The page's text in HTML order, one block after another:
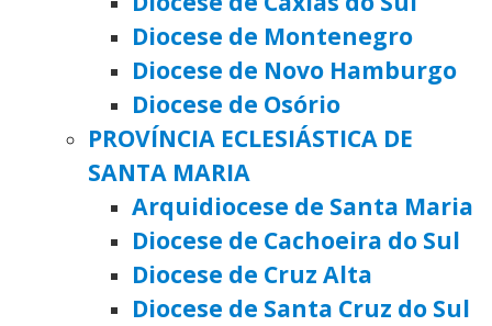
Diocese de Montenegro
Diocese de Novo Hamburgo
Diocese de Osório
PROVÍNCIA ECLESIÁSTICA DE
SANTA MARIA
Arquidiocese de Santa Maria
Diocese de Cachoeira do Sul
Diocese de Cruz Alta
Diocese de Santa Cruz do Sul